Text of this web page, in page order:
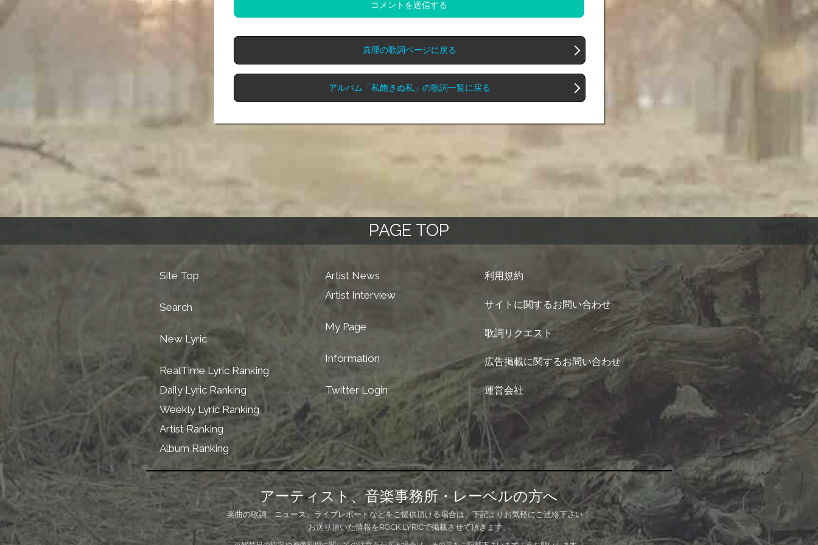
コメントを送信する
真理の歌詞ページに戻る
アルバム「私飽きぬ私」の歌詞一覧に戻る
PAGE TOP
Site Top
Search
New Lyric
RealTime Lyric Ranking
Daily Lyric Ranking
Weekly Lyric Ranking
Artist Ranking
Album Ranking
Artist News
Artist Interview
My Page
Information
Twitter Login
利用規約
サイトに関するお問い合わせ
歌詞リクエスト
広告掲載に関するお問い合わせ
運営会社
アーティスト、音楽事務所・レーベルの方へ
楽曲の歌詞、ニュース、ライブレポートなどをご提供頂ける場合は、下記よりお気軽にご連絡下さい！
お送り頂いた情報をROCK LYRICで掲載させて頂きます。